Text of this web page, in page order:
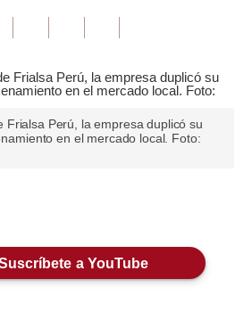
Frialsa Perú, la empresa duplicó su
en el mercado local. Foto:
a YouTube